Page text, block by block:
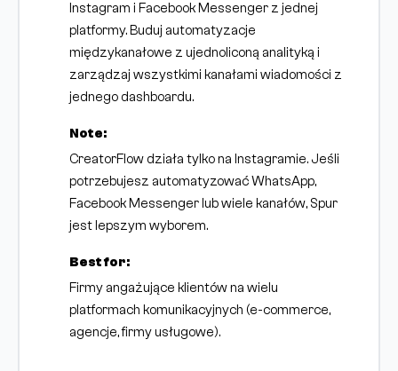
Instagram i Facebook Messenger z jednej
platformy. Buduj automatyzacje
międzykanałowe z ujednoliconą analityką i
zarządzaj wszystkimi kanałami wiadomości z
jednego dashboardu.
Note:
CreatorFlow działa tylko na Instagramie. Jeśli
potrzebujesz automatyzować WhatsApp,
Facebook Messenger lub wiele kanałów, Spur
jest lepszym wyborem.
Best for:
Firmy angażujące klientów na wielu
platformach komunikacyjnych (e-commerce,
agencje, firmy usługowe).